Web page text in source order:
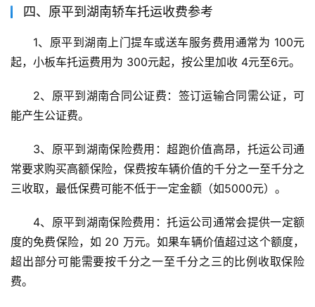
四、原平到湖南轿车托运收费参考
1、原平到湖南上门提车或送车服务费用通常为 100元
起，小板车托运费用为 300元起，按公里加收 4元至6元。
2、原平到湖南合同公证费：签订运输合同需公证，可
能产生公证费。
3、原平到湖南保险费用：超跑价值高昂，托运公司通
常要求购买高额保险，保费按车辆价值的千分之一至千分之
三收取，最低保费可能不低于一定金额（如5000元）。
4、原平到湖南保险费用：托运公司通常会提供一定额
度的免费保险，如 20 万元。如果车辆价值超过这个额度，
超出部分可能需要按千分之一至千分之三的比例收取保险
费。